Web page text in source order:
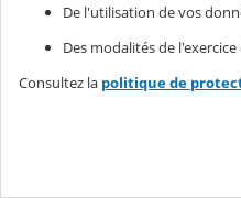
De l'utilisation de vos
Des modalités de
Consultez la politique de